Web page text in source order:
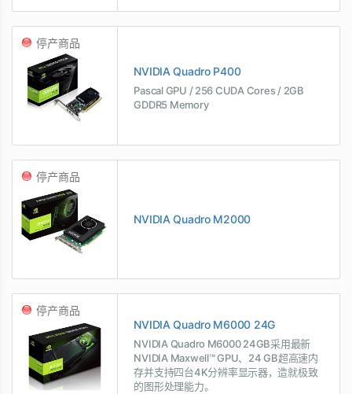
停产商品
NVIDIA Quadro P400
Pascal GPU / 256 CUDA Cores / 2GB
GDDR5 Memory
停产商品
NVIDIA Quadro M2000
停产商品
NVIDIA Quadro M6000 24G
NVIDIA Quadro M6000 24GB采用最新
NVIDIA Maxwell™ GPU、24 GB超高速内
存并支持四台4K分辨率显示器，造就极致
的图形处理能力。